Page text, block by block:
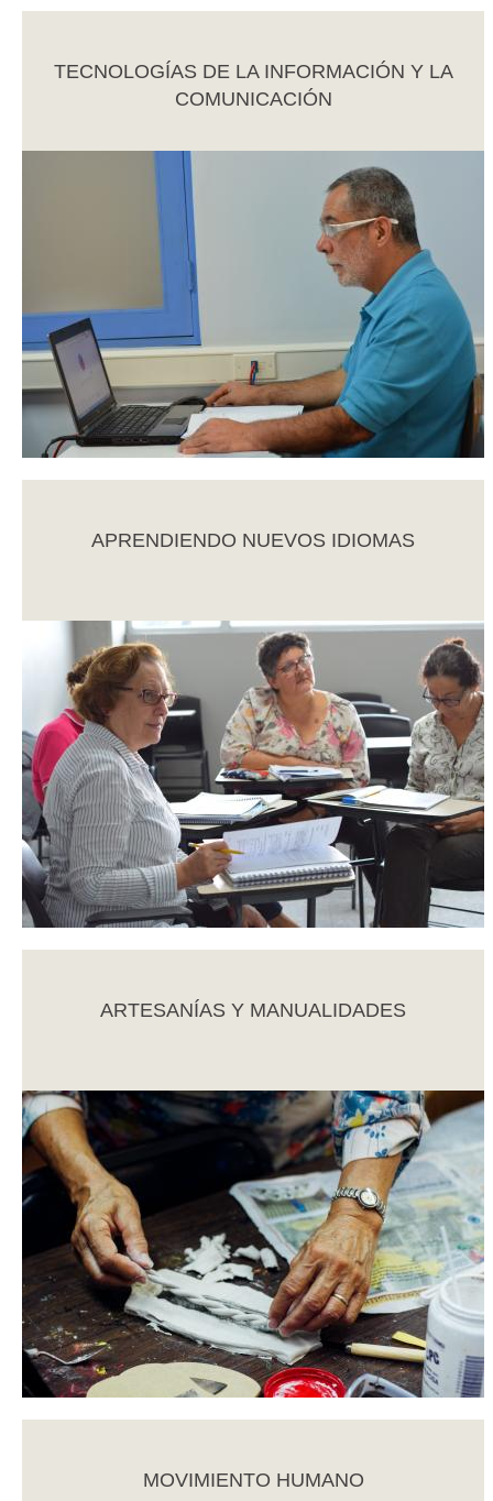
TECNOLOGÍAS DE LA INFORMACIÓN Y LA
COMUNICACIÓN
APRENDIENDO NUEVOS IDIOMAS
ARTESANÍAS Y MANUALIDADES
MOVIMIENTO HUMANO